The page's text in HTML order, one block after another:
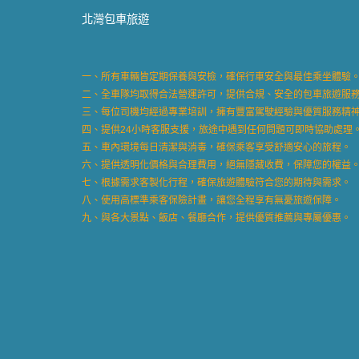
北灣包車旅遊
一、所有車輛皆定期保養與安檢，確保行車安全與最佳乘坐體驗
二、全車隊均取得合法營運許可，提供合規、安全的包車旅遊服
三、每位司機均經過專業培訓，擁有豐富駕駛經驗與優質服務精
四、提供24小時客服支援，旅途中遇到任何問題可即時協助處理
五、車內環境每日清潔與消毒，確保乘客享受舒適安心的旅程。
六、提供透明化價格與合理費用，絕無隱藏收費，保障您的權益
七、根據需求客製化行程，確保旅遊體驗符合您的期待與需求。
八、使用高標準乘客保險計畫，讓您全程享有無憂旅遊保障。
九、與各大景點、飯店、餐廳合作，提供優質推薦與專屬優惠。